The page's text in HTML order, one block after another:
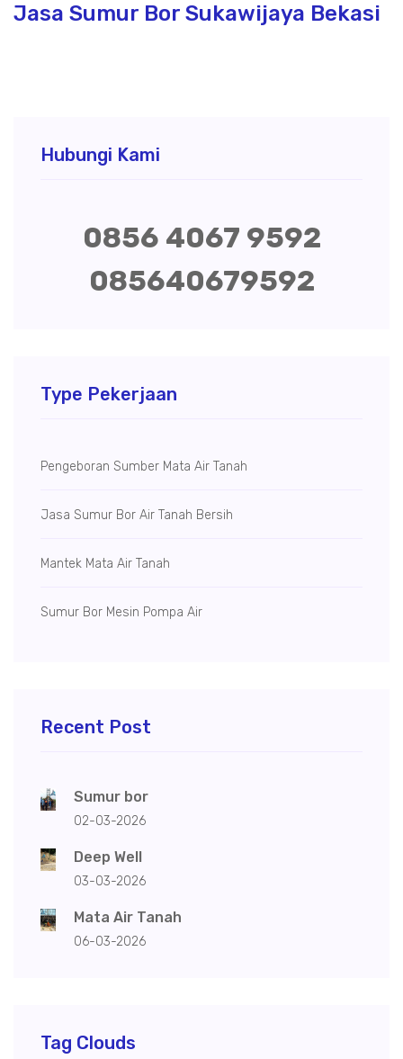
Jasa Sumur Bor Sukawijaya Bekasi
Hubungi Kami
0856 4067 9592
085640679592
Type Pekerjaan
Pengeboran Sumber Mata Air Tanah
Jasa Sumur Bor Air Tanah Bersih
Mantek Mata Air Tanah
Sumur Bor Mesin Pompa Air
Recent Post
Sumur bor
02-03-2026
Deep Well
03-03-2026
Mata Air Tanah
06-03-2026
Tag Clouds